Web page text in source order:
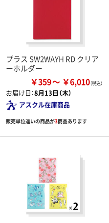
プラス SW2WAYH RD クリア
ーホルダー
￥359 ￥6,010
お届け日：8月13日（木）
アスクル在庫商品
販売単位違いの商品が3商品あります